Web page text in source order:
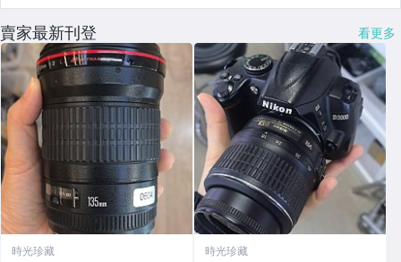
賣家最新刊登 看更多
時光珍藏 時光珍藏